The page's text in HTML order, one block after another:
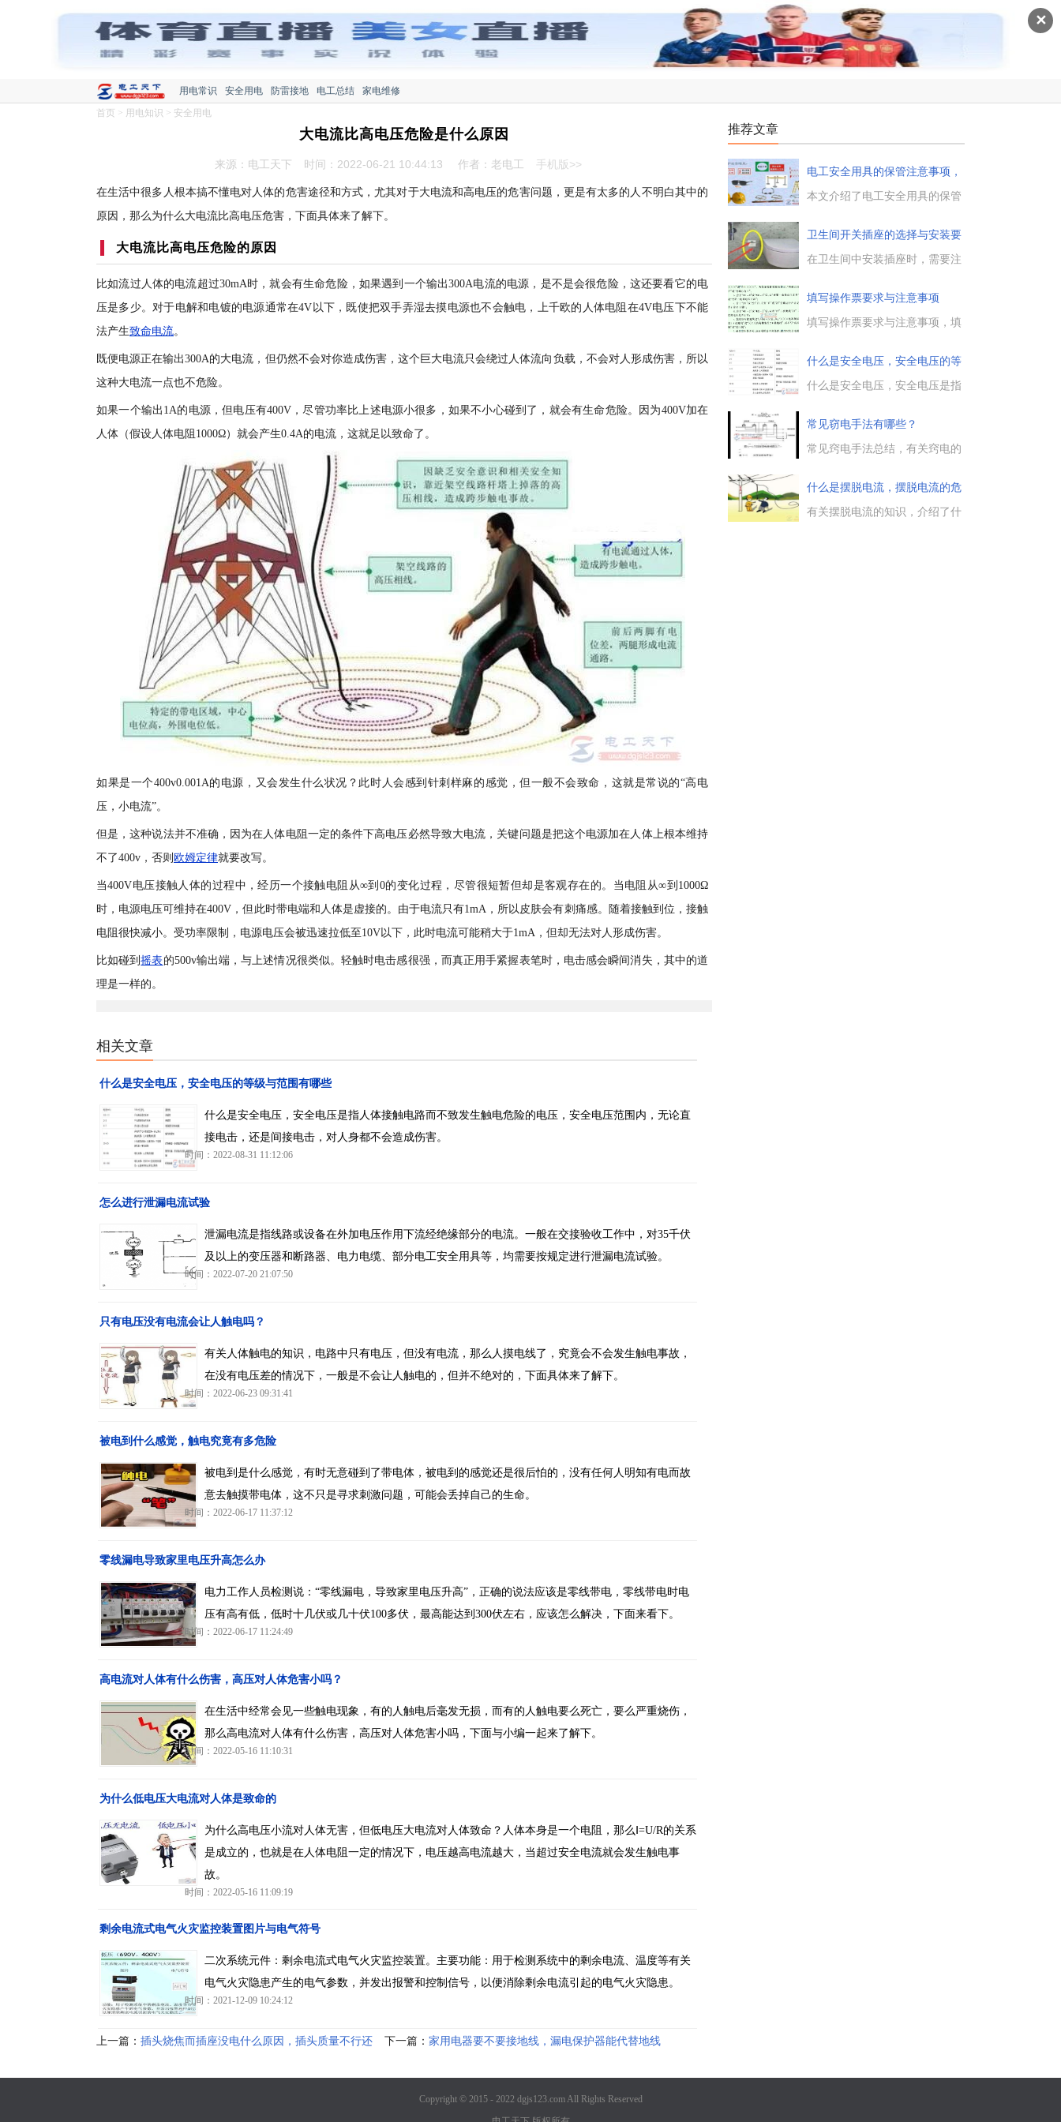
✕
用电常识 安全用电 防雷接地 电工总结
家电维修
首页 > 用电知识 > 安全用电
大电流比高电压危险是什么原因
来源：电工天下 时间：2022-06-21 10:44:13 作者：老电工 手机版>>
在生活中很多人根本搞不懂电对人体的危害途径和方式，尤其对于大电流和高电压的危害问题，更是有太多的人不明白其中的
原因，那么为什么大电流比高电压危害，下面具体来了解下。
大电流比高电压危险的原因
比如流过人体的电流超过30mA时，就会有生命危险，如果遇到一个输出300A电流的电源，是不是会很危险，这还要看它的电
压是多少。对于电解和电镀的电源通常在4V以下，既使把双手弄湿去摸电源也不会触电，上千欧的人体电阻在4V电压下不能
法产生致命电流。
既便电源正在输出300A的大电流，但仍然不会对你造成伤害，这个巨大电流只会绕过人体流向负载，不会对人形成伤害，所以
这种大电流一点也不危险。
如果一个输出1A的电源，但电压有400V，尽管功率比上述电源小很多，如果不小心碰到了，就会有生命危险。因为400V加在
人体（假设人体电阻1000Ω）就会产生0.4A的电流，这就足以致命了。
如果是一个400v0.001A的电源，又会发生什么状况？此时人会感到针刺样麻的感觉，但一般不会致命，这就是常说的“高电
压，小电流”。
但是，这种说法并不准确，因为在人体电阻一定的条件下高电压必然导致大电流，关键问题是把这个电源加在人体上根本维持
不了400v，否则 欧姆定律就要改写。
当400V电压接触人体的过程中，经历一个接触电阻从∞到0的变化过程，尽管很短暂但却是客观存在的。当电阻从∞到1000Ω
时，电源电压可维持在400V，但此时带电端和人体是虚接的。由于电流只有1mA，所以皮肤会有刺痛感。随着接触到位，接触
电阻很快减小。受功率限制，电源电压会被迅速拉低至10V以下，此时电流可能稍大于1mA，但却无法对人形成伤害。
比如碰到摇表的500v输出端，与上述情况很类似。轻触时电击感很强，而真正用手紧握表笔时，电击感会瞬间消失，其中的道
理是一样的。
相关文章
什么是安全电压，安全电压的等级与范围有哪些
什么是安全电压，安全电压是指人体接触电路而不致发生触电危险的电压，安全电压范围内，无论直
接电击，还是间接电击，对人身都不会造成伤害。
时间：2022-08-31 11:12:06
怎么进行泄漏电流试验
泄漏电流是指线路或设备在外加电压作用下流经绝缘部分的电流。一般在交接验收工作中，对35千伏
及以上的变压器和断路器、电力电缆、部分电工安全用具等，均需要按规定进行泄漏电流试验。
时间：2022-07-20 21:07:50
只有电压没有电流会让人触电吗？
有关人体触电的知识，电路中只有电压，但没有电流，那么人摸电线了，究竟会不会发生触电事故，
在没有电压差的情况下，一般是不会让人触电的，但并不绝对的，下面具体来了解下。
时间：2022-06-23 09:31:41
被电到什么感觉，触电究竟有多危险
被电到是什么感觉，有时无意碰到了带电体，被电到的感觉还是很后怕的，没有任何人明知有电而故
意去触摸带电体，这不只是寻求刺激问题，可能会丢掉自己的生命。
时间：2022-06-17 11:37:12
零线漏电导致家里电压升高怎么办
电力工作人员检测说：“零线漏电，导致家里电压升高”，正确的说法应该是零线带电，零线带电时电
压有高有低，低时十几伏或几十伏100多伏，最高能达到300伏左右，应该怎么解决，下面来看下。
时间：2022-06-17 11:24:49
高电流对人体有什么伤害，高压对人体危害小吗？
在生活中经常会见一些触电现象，有的人触电后毫发无损，而有的人触电要么死亡，要么严重烧伤，
那么高电流对人体有什么伤害，高压对人体危害小吗，下面与小编一起来了解下。
时间：2022-05-16 11:10:31
为什么低电压大电流对人体是致命的
为什么高电压小流对人体无害，但低电压大电流对人体致命？人体本身是一个电阻，那么Ⅰ=U/R的关系
是成立的，也就是在人体电阻一定的情况下，电压越高电流越大，当超过安全电流就会发生触电事
故。
时间：2022-05-16 11:09:19
剩余电流式电气火灾监控装置图片与电气符号
二次系统元件：剩余电流式电气火灾监控装置。主要功能：用于检测系统中的剩余电流、温度等有关
电气火灾隐患产生的电气参数，并发出报警和控制信号，以便消除剩余电流引起的电气火灾隐患。
时间：2021-12-09 10:24:12
上一篇： 插头烧焦而插座没电什么原因，插头质量不行还 下一篇： 家用电器要不要接地线，漏电保护器能代替地线
推荐文章
电工安全用具的保管注意事项，
安全
本文介绍了电工安全用具的保管
要求，包括绝缘拉杆、绝缘手
套、绝缘靴等的保护注意事项，
并介绍了安全用具的试验周期，
卫生间开关插座的选择与安装要
求
在卫生间中安装插座时，需要注
座只是第一步，根据自家卫生间
的情况来选择防水型开关插座，
并按规范来安装，才能保证用电
填写操作票要求与注意事项
填写操作票要求与注意事项，填
依据，操作票由值班员(工作许
可人)按顺序填写，不准涂改，
禁止使用铅笔填写，操作票应进
月。...
什么是安全电压，安全电压的等
级与
什么是安全电压，安全电压是指
险的电压，安全电压范围内，无
论直接电击，还是间接电击，对
人身都不会造成伤害。...
常见窃电手法有哪些？
常见窍电手法总结，有关窍电的
窃电、移相法窃电、扩差法窃电
与无表法窃电，这些偷电方法的
实例与预防措施，需要的朋友参
什么是摆脱电流，摆脱电流的危
害有
有关摆脱电流的知识，介绍了什
Copyright © 2015 - 2022 dgjs123.com All Rights Reserved